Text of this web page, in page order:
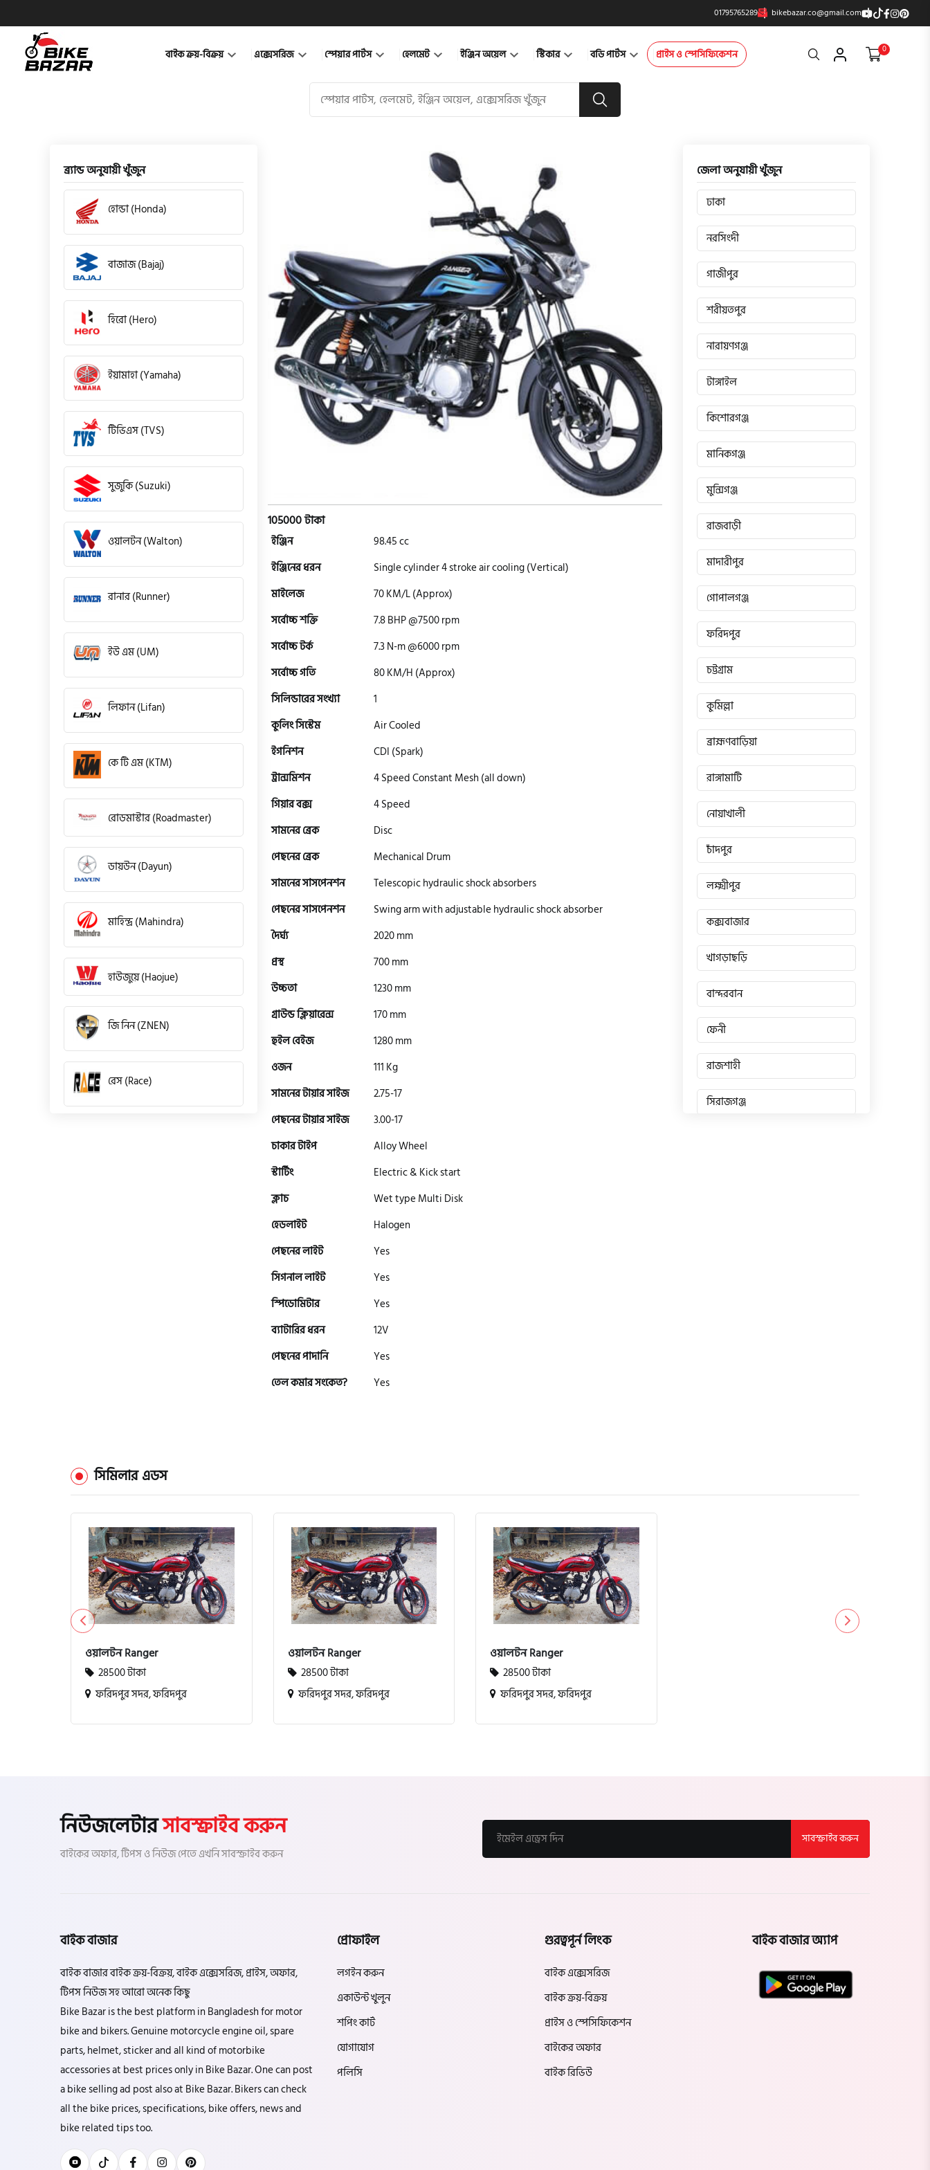
01795765289 bikebazar.co@gmail.com
বাইক ক্রয়-বিক্রয় এক্সেসরিজ স্পেয়ার পার্টস হেলমেট ইঞ্জিন অয়েল স্টিকার বডি পার্টস প্রাইস ও স্পেসিফিকেশন Search 0
ব্র্যান্ড অনুযায়ী খুঁজুন
হোন্ডা (Honda)
বাজাজ (Bajaj)
হিরো (Hero)
ইয়ামাহা (Yamaha)
টিভিএস (TVS)
সুজুকি (Suzuki)
ওয়ালটন (Walton)
রানার (Runner)
ইউ এম (UM)
লিফান (Lifan)
কে টি এম (KTM)
রোডমাস্টার (Roadmaster)
ডায়উন (Dayun)
মাহিন্দ্র (Mahindra)
হাউজুয়ে (Haojue)
জি নিন (ZNEN)
রেস (Race)
ভেসপা (Vespa)
গ্রীন টাইগার (Green Tiger)
বীটল বোল্ট (Beetle Bolt)
বেনেলি (Benelli)
বিএমডাব্লিউ (BMW)
রয়েল এনফিল্ড (Royal Enfield)
রিগাল র‍্যাপটার (Regal Raptor)
অ্যাটলাস জংশেন
পিএইচপি (PHP)
জিপিএক্স (GPX)
105000 টাকা
ইঞ্জিন
98.45 cc
ইঞ্জিনের ধরন
Single cylinder 4 stroke air cooling (Vertical)
মাইলেজ
70 KM/L (Approx)
সর্বোচ্চ শক্তি
7.8 BHP @7500 rpm
সর্বোচ্চ টর্ক
7.3 N-m @6000 rpm
সর্বোচ্চ গতি
80 KM/H (Approx)
সিলিন্ডারের সংখ্যা
1
কুলিং সিস্টেম
Air Cooled
ইগনিশন
CDI (Spark)
ট্রান্সমিশন
4 Speed Constant Mesh (all down)
গিয়ার বক্স
4 Speed
সামনের ব্রেক
Disc
পেছনের ব্রেক
Mechanical Drum
সামনের সাসপেনশন
Telescopic hydraulic shock absorbers
পেছনের সাসপেনশন
Swing arm with adjustable hydraulic shock absorber
দৈর্ঘ্য
2020 mm
প্রস্থ
700 mm
উচ্চতা
1230 mm
গ্রাউন্ড ক্লিয়ারেন্স
170 mm
হুইল বেইজ
1280 mm
ওজন
111 Kg
সামনের টায়ার সাইজ
2.75-17
পেছনের টায়ার সাইজ
3.00-17
চাকার টাইপ
Alloy Wheel
স্টার্টিং
Electric & Kick start
ক্লাচ
Wet type Multi Disk
হেডলাইট
Halogen
পেছনের লাইট
Yes
সিগনাল লাইট
Yes
স্পিডোমিটার
Yes
ব্যাটারির ধরন
12V
পেছনের পাদানি
Yes
তেল কমার সংকেত?
Yes
জেলা অনুযায়ী খুঁজুন
ঢাকা
নরসিংদী
গাজীপুর
শরীয়তপুর
নারায়ণগঞ্জ
টাঙ্গাইল
কিশোরগঞ্জ
মানিকগঞ্জ
মুন্সিগঞ্জ
রাজবাড়ী
মাদারীপুর
গোপালগঞ্জ
ফরিদপুর
চট্টগ্রাম
কুমিল্লা
ব্রাহ্মণবাড়িয়া
রাঙ্গামাটি
নোয়াখালী
চাঁদপুর
লক্ষ্মীপুর
কক্সবাজার
খাগড়াছড়ি
বান্দরবান
ফেনী
রাজশাহী
সিরাজগঞ্জ
নড়াইল
পিরোজপুর
ভোলা
সিমিলার এডস
ওয়ালটন Ranger
28500 টাকা
ফরিদপুর সদর, ফরিদপুর
ওয়ালটন Ranger
28500 টাকা
ফরিদপুর সদর, ফরিদপুর
ওয়ালটন Ranger
28500 টাকা
ফরিদপুর সদর, ফরিদপুর
নিউজলেটারসাবস্ক্রাইব করুন
বাইকের অফার, টিপস ও নিউজ পেতে এখনি সাবস্ক্রাইব করুন
সাবস্ক্রাইব করুন
বাইক বাজার
বাইক বাজার বাইক ক্রয়-বিক্রয়, বাইক এক্সেসরিজ, প্রাইস, অফার,
টিপস নিউজ সহ আরো অনেক কিছু
Bike Bazar is the best platform in Bangladesh for motor
bike and bikers. Genuine motorcycle engine oil, spare
parts, helmet, sticker and all kind of motorbike
accessories at best prices only in Bike Bazar. One can post
a bike selling ad post also at Bike Bazar. Bikers can check
all the bike prices, specifications, bike offers, news and
bike related tips too.
প্রোফাইল
লগইন করুন
একাউন্ট খুলুন
শপিং কার্ট
যোগাযোগ
পলিসি
গুরত্বপূর্ন লিংক
বাইক এক্সেসরিজ
বাইক ক্রয়-বিক্রয়
প্রাইস ও স্পেসিফিকেশন
বাইকের অফার
বাইক রিভিউ
বাইক বাজার অ্যাপ